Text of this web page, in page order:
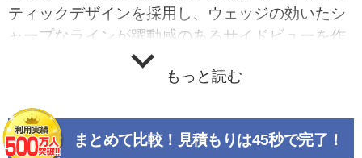
ティックデザインを採用し、ウェッジの効いたシ
ャープなラインが躍動感のあるサイドビューを作
っている。クロームバーを配置したフロントの台
形グリルは最近のフォード車のアイデンティティ
性を感じさせ、インストセンターの部分にはエク
ステリアと同じ台形デザインが採用されている。
もっと読む
まとめて比較！見積もりは45秒で完了！